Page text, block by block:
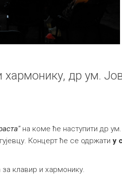
хармонику, др ум.
на коме ће наступити др
Концерт ће се одржати у
клавир и хармонику.